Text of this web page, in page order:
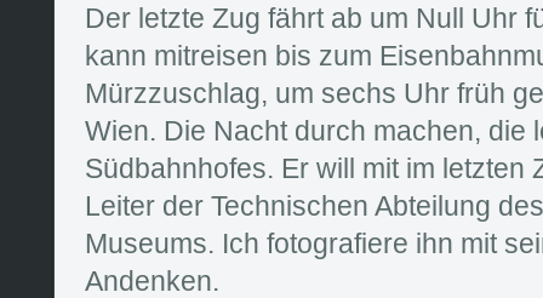
Der letzte Zug fährt ab um Null Uhr
kann mitreisen bis zum
Mürzzuschlag, um sechs Uhr früh
Wien. Die Nacht durch machen, die
Südbahnhofes. Er will mit im letzten
Leiter der Technischen Abteilung
Museums. Ich fotografiere ihn mit
Andenken.